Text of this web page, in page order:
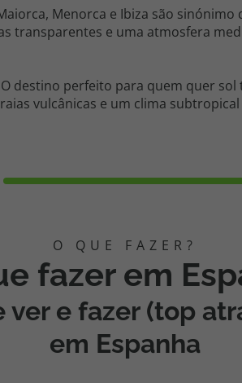
Menorca e Ibiza são sinónimo
transparentes e uma atmosfera
O destino perfeito para quem quer sol
vulcânicas e um clima
fazer em
ver e fazer (top
em Espanha